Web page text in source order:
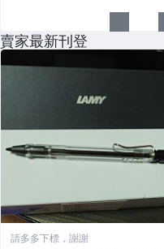
賣家最新刊登
請多多下標，謝謝